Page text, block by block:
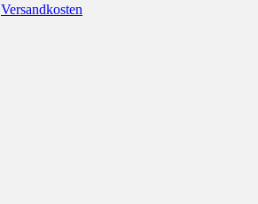
Versandkosten